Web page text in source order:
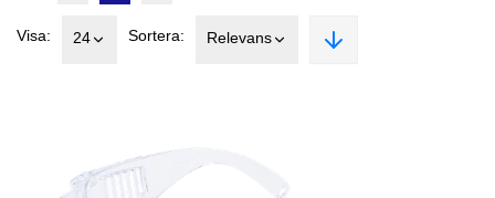
Visa: 24 Sortera: Relevans